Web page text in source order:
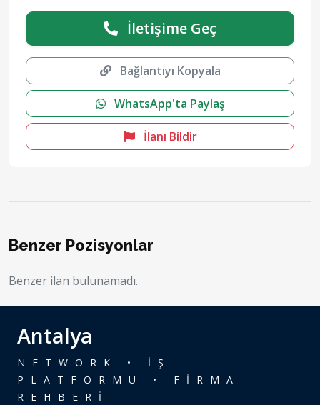
İletişime Geç
Bağlantıyı Kopyala
WhatsApp'ta Paylaş
İlanı Bildir
Benzer Pozisyonlar
Benzer ilan bulunamadı.
Antalya
NETWORK • İŞ
PLATFORMU • FİRMA
REHBERİ